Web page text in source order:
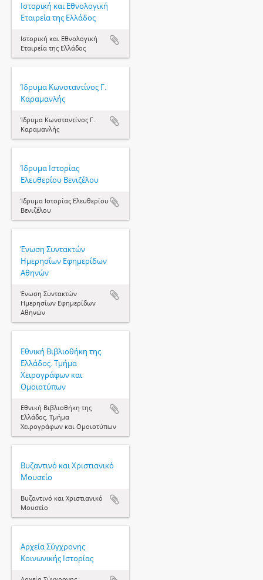
Ιστορική και Εθνολογική
Εταιρεία της Ελλάδος
Ιστορική και Εθνολογική
Εταιρεία της Ελλάδος
Ίδρυμα Κωνσταντίνος Γ.
Καραμανλής
Ίδρυμα Κωνσταντίνος Γ.
Καραμανλής
Ίδρυμα Ιστορίας
Ελευθερίου Βενιζέλου
Ίδρυμα Ιστορίας Ελευθερίου
Βενιζέλου
Ένωση Συντακτών
Ημερησίων Εφημερίδων
Αθηνών
Ένωση Συντακτών
Ημερησίων Εφημερίδων
Αθηνών
Εθνική Βιβλιοθήκη της
Ελλάδος. Τμήμα
Χειρογράφων και
Ομοιοτύπων
Εθνική Βιβλιοθήκη της
Ελλάδος. Τμήμα
Χειρογράφων και Ομοιοτύπων
Βυζαντινό και Χριστιανικό
Μουσείο
Βυζαντινό και Χριστιανικό
Μουσείο
Αρχεία Σύγχρονης
Κοινωνικής Ιστορίας